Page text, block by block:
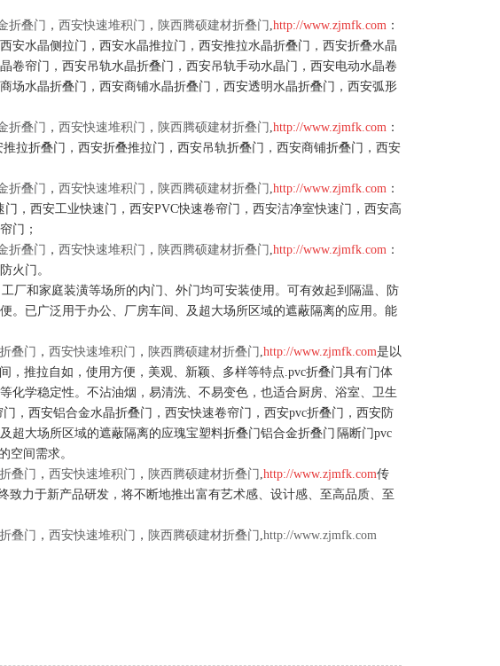
折叠门 ， 西安快速堆积门 ， 陕西腾硕建材折叠门 http://www.zjmfk.com ：
安水晶侧拉门，西安水晶推拉门，西安推拉水晶折叠门，西安折叠水晶
卷帘门，西安吊轨水晶折叠门，西安吊轨手动水晶门，西安电动水晶卷
场水晶折叠门，西安商铺水晶折叠门，西安透明水晶折叠门，西安弧形
折叠门 ， 西安快速堆积门 ， 陕西腾硕建材折叠门 http://www.zjmfk.com ：
拉折叠门，西安折叠推拉门，西安吊轨折叠门，西安商铺折叠门，西安
折叠门 ， 西安快速堆积门 ， 陕西腾硕建材折叠门 http://www.zjmfk.com ：
，西安工业快速门，西安PVC快速卷帘门，西安洁净室快速门，西安高
门；
折叠门 ， 西安快速堆积门 ， 陕西腾硕建材折叠门 http://www.zjmfk.com ：
火门。
厂和家庭装潢等场所的内门、外门均可安装使用。可有效起到隔温、防
。已广泛用于办公、厂房车间、及超大场所区域的遮蔽隔离的应用。能
叠门 ， 西安快速堆积门 ， 陕西腾硕建材折叠门 http://www.zjmfk.com是以
，推拉自如，使用方便，美观、新颖、多样等特点.pvc折叠门具有门体
化学稳定性。不沾油烟，易清洗、不易变色，也适合厨房、浴室、卫生
，西安铝合金水晶折叠门，西安快速卷帘门，西安pvc折叠门，西安防
超大场所区域的遮蔽隔离的应瑰宝塑料折叠门铝合金折叠门 隔断门pvc
空间需求。
叠门 ， 西安快速堆积门 ， 陕西腾硕建材折叠门 http://www.zjmfk.com传
致力于新产品研发，将不断地推出富有艺术感、设计感、至高品质、至
叠门 ， 西安快速堆积门 ， 陕西腾硕建材折叠门 http://www.zjmfk.com